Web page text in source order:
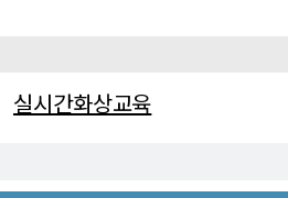
실시간화상교육